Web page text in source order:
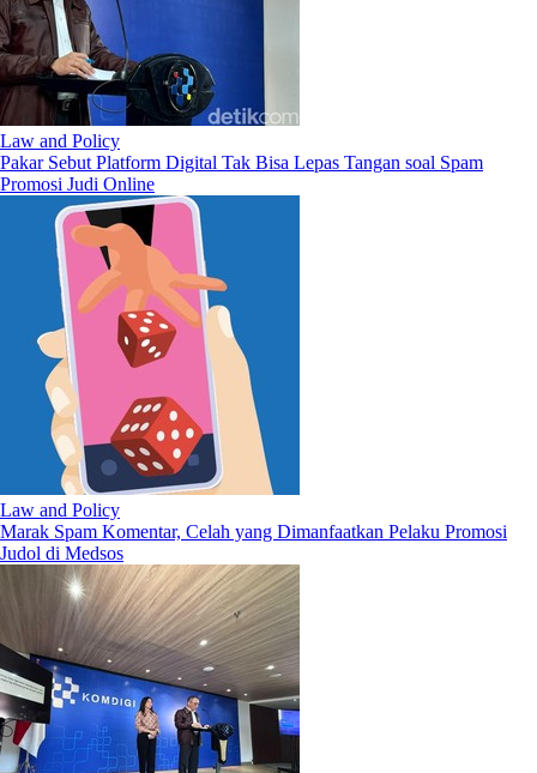
Law and Policy
Pakar Sebut Platform Digital Tak Bisa Lepas Tangan soal Spam
Promosi Judi Online
Law and Policy
Marak Spam Komentar, Celah yang Dimanfaatkan Pelaku Promosi
Judol di Medsos